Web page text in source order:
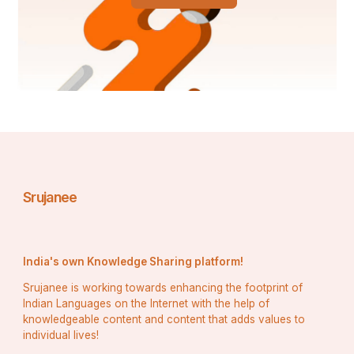
ରାଜା ଅନୁମତି ଦେଇଥିଲେ. ଅଦ୍ୟାବଧି ଏହି ପରମ୍ପରା
ଅନୁଯାୟୀ ରଥ ଉପରେ ଠାକୁରମାନଙ୍କ ସୁନାବେଶ ଅନୁଷ୍ଠିତ
ହୋଇ ଆସୁଛି. ବଡ଼ ତଢ଼ାଉଙ୍କ ଅଳିକୁ ସମ୍ମାନ ଦେଇ ସେହି
ଦିନଠାରୁ ଏହି ସୁନାବେଶ ବଡ଼ ତଢ଼ାଉ ବେଶ ନାମରେ ନାମିତ
ଶ୍ରୀପୟର, ଶ୍ରୀଭୁଜ, କିରୀଟ, ଓଡ଼ିଆଣି, କୁଣ୍ଡଳ, ଚନ୍ଦ୍ର
ବାହାଡ଼ାମାଳି, ବାଘନଖ ମାଳି, ସେବତିମାଳି, ତ୍ରିଖଣ୍ଡିକା
କମରପଟି.
ଦେବୀ ସୁଭଦ୍ରା:
Srujanee
India's own Knowledge Sharing platform!
Srujanee is working towards enhancing the footprint of
Indian Languages on the Internet with the help of
knowledgeable content and content that adds values to
individual lives!